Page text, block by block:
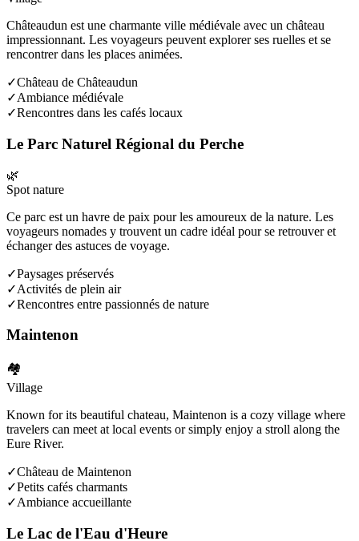
Châteaudun est une charmante ville médiévale avec un château
impressionnant. Les voyageurs peuvent explorer ses ruelles et se
rencontrer dans les places animées.
✓Château de Châteaudun
✓Ambiance médiévale
✓Rencontres dans les cafés locaux
Le Parc Naturel Régional du Perche
🌿
Spot nature
Ce parc est un havre de paix pour les amoureux de la nature. Les
voyageurs nomades y trouvent un cadre idéal pour se retrouver et
échanger des astuces de voyage.
✓Paysages préservés
✓Activités de plein air
✓Rencontres entre passionnés de nature
Maintenon
🏘️
Village
Known for its beautiful chateau, Maintenon is a cozy village where
travelers can meet at local events or simply enjoy a stroll along the
Eure River.
✓Château de Maintenon
✓Petits cafés charmants
✓Ambiance accueillante
Le Lac de l'Eau d'Heure